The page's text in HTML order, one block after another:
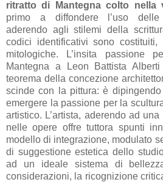
ritratto di Mantegna colto nella
primo a diffondere l’uso delle
aderendo agli stilemi della
codici identificativi sono
mitologiche. L’insita passione
Mantegna a Leon Battista
teorema della concezione
scinde con la pittura: è
emergere la passione per la
artistico. L’artista, aderendo ad
nelle opere offre tuttora spunti
modello di integrazione, modulato
di suggestione estetica dello
ad un ideale sistema di
considerazioni, la ricognizione